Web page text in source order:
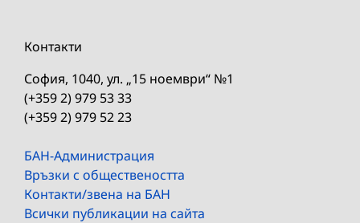
Контакти
София, 1040, ул. „15 ноември“ №1
(+359 2) 979 53 33
(+359 2) 979 52 23
БАН-Администрация
Връзки с обществеността
Контакти/звена на БАН
Всички публикации на сайта